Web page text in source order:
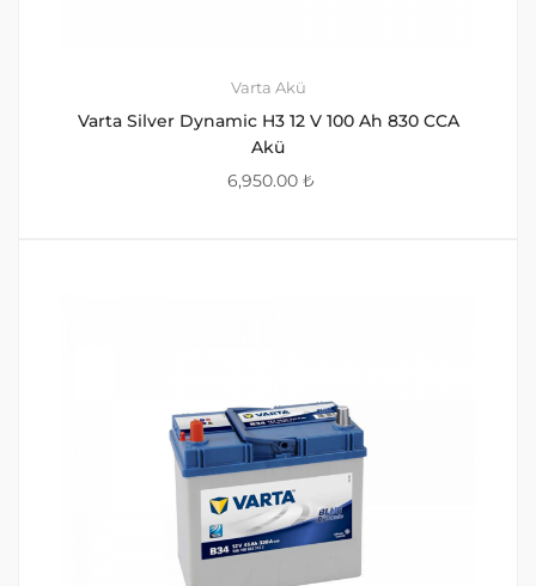
Varta Akü
Varta Silver Dynamic H3 12 V 100 Ah 830 CCA
Akü
6,950.00 ₺